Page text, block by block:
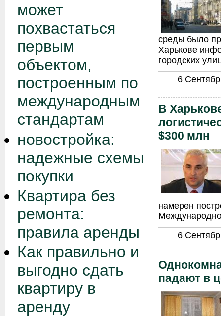
может
похвастаться
первым
объектом,
построенным по
международным
стандартам
новостройка:
надежные схемы
покупки
Квартира без
ремонта:
правила аренды
Как правильно и
выгодно сдать
квартиру в
аренду
среды было
Харькове
городских
6
В
$300 млн
намерен
6
падают в